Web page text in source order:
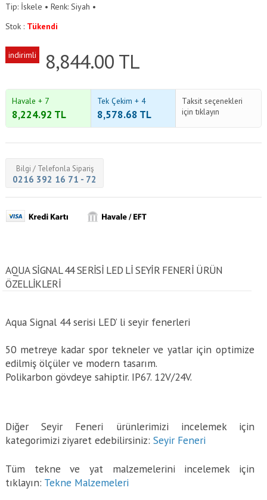
Tip: İskele • Renk: Siyah •
Stok : Tükendi
indirimli 8,844.00 TL
Havale + 7
8,224.92 TL
Tek Çekim + 4
8,578.68 TL
Taksit seçenekleri
için tıklayın
Bilgi / Telefonla Sipariş
0216 392 16 71 - 72
AQUA SIGNAL 44 SERISI LED LI SEYIR FENERI ÜRÜN
ÖZELLİKLERİ
Aqua Signal 44 serisi LED’ li seyir fenerleri
50 metreye kadar spor tekneler ve yatlar için optimize
edilmiş ölçüler ve modern tasarım.
Polikarbon gövdeye sahiptir. IP67. 12V/24V.
Diğer Seyir Feneri ürünlerimizi incelemek için
kategorimizi ziyaret edebilirsiniz:Seyir Feneri
Tüm tekne ve yat malzemelerini incelemek için
tıklayın: Tekne Malzemeleri